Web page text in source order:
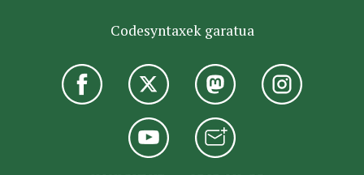
Codesyntaxek garatua